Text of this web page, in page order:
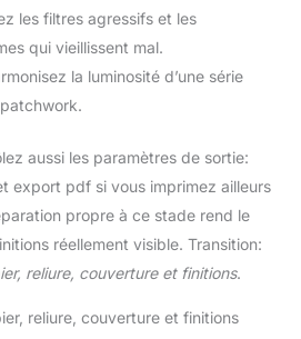
les filtres agressifs et les
qui vieillissent mal.
la luminosité d’une série
aussi les paramètres de sortie:
export pdf si vous imprimez ailleurs
propre à ce stade rend le
réellement visible. Transition:
reliure, couverture et finitions.
reliure, couverture et finitions